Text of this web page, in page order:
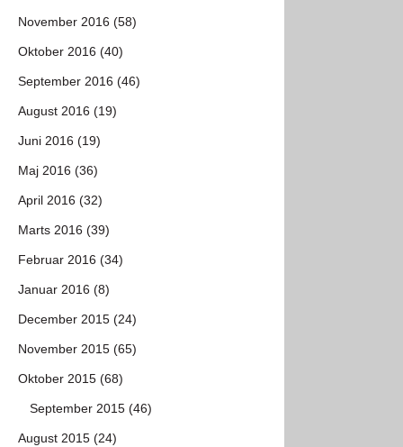
November 2016 (58)
Oktober 2016 (40)
September 2016 (46)
August 2016 (19)
Juni 2016 (19)
Maj 2016 (36)
April 2016 (32)
Marts 2016 (39)
Februar 2016 (34)
Januar 2016 (8)
December 2015 (24)
November 2015 (65)
Oktober 2015 (68)
September 2015 (46)
August 2015 (24)